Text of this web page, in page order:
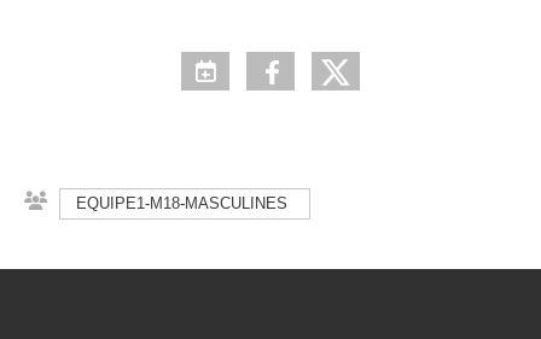
EQUIPE1-M18-MASCULINES